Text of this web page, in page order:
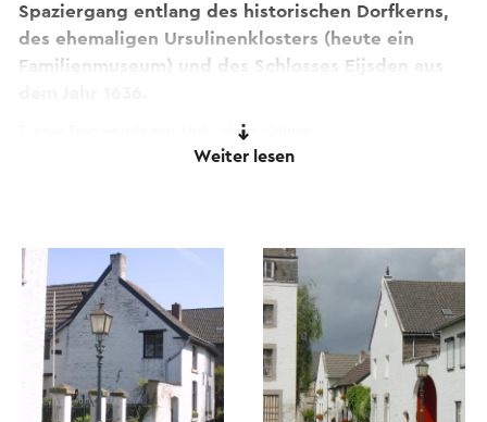
Spaziergang entlang des historischen Dorfkerns,
des ehemaligen Ursulinenklosters (heute ein
Familienmuseum) und des Schlosses Eijsden aus
Dieser Text wurde mit Hilfe eines Online-
Übersetzungsdienstes automatisch übersetzt.
Weiter lesen